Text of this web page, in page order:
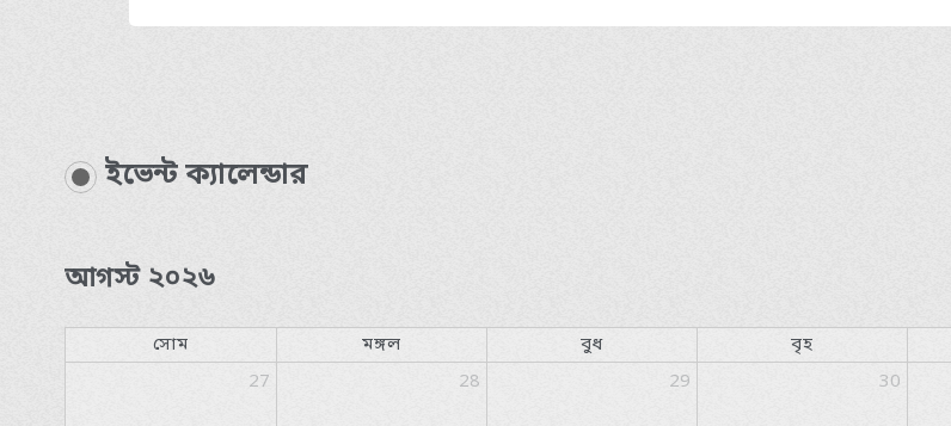
ইভেন্ট ক্যালেন্ডার
আগস্ট ২০২৬
সোম মঙ্গল বুধ বৃহ
27
28 29 30